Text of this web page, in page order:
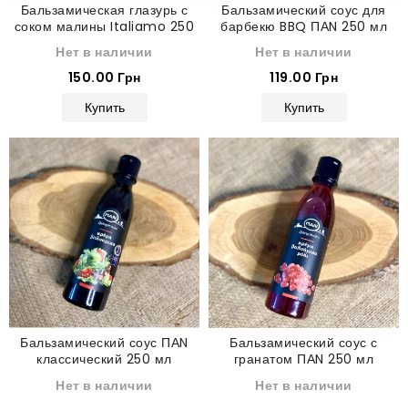
Бальзамическая глазурь с
соком малины Italiamo 250
Нет в наличии
150.00 Грн
Купить
Бальзамический соус для
барбекю BBQ ПАN 250 мл
Нет в наличии
119.00 Грн
Купить
Бальзамический соус ПАN
классический 250 мл
Нет в наличии
Бальзамический соус с
гранатом ПАN 250 мл
Нет в наличии